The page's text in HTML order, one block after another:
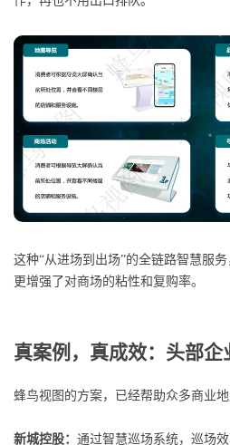
这种“从进场到出场”的全链路智慧服
更增强了对商场的粘性和复购率。
真案例，真成效：头部企
蜂鸟视图的方案，已经帮助众多商业
新城控股： 通过智慧巡场系统，巡场